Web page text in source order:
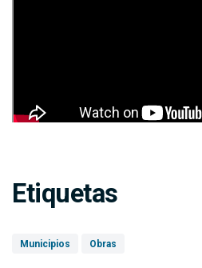
Etiquetas
Municipios Obras